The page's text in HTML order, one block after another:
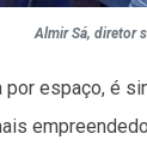
Almir Sá, diretor
por espaço, é